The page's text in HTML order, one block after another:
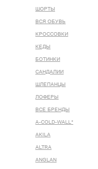
ШОРТЫ
ВСЯ ОБУВЬ
КРОССОВКИ
КЕДЫ
БОТИНКИ
САНДАЛИИ
ШЛЕПАНЦЫ
ЛОФЕРЫ
ВСЕ БРЕНДЫ
A-COLD-WALL*
AKILA
ALTRA
ANGLAN